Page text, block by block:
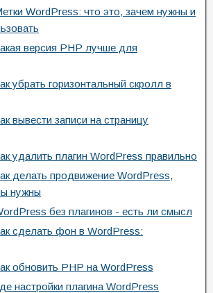
WordPress: что это, зачем нужны и
версия PHP лучше для
убрать горизонтальный скролл в
вывести записи на страницу
удалить плагин WordPress правильно
делать продвижение WordPress,
нужны
без плагинов - есть ли смысл
сделать фон в WordPress:
обновить PHP на WordPress
настройки плагина WordPress